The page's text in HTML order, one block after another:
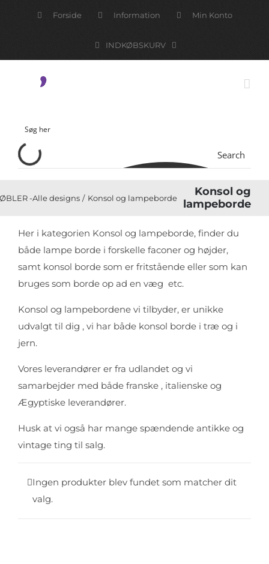
Forside Information Min Konto
INDKØBSKURV
Search
Konsol og
lampeborde
-Alle designs Konsol og lampeborde
Her i kategorien Konsol og lampeborde, finder du
både lampe borde i forskelle faconer og højder,
samt konsol borde som er fritstående eller som kan
bruges som borde op ad en væg etc.
Konsol og lampebordene vi tilbyder, er unikke
udvalgt til dig , vi har både konsol borde i træ og i
jern.
Vores leverandører er fra udlandet og vi
samarbejder med både franske , italienske og
Ægyptiske leverandører.
Husk at vi også har mange spændende antikke og
vintage ting til salg.
Ingen produkter blev fundet som matcher dit
valg.